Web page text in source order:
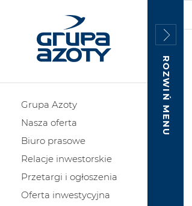
Grupa Azoty
Nasza oferta
Biuro prasowe
Relacje inwestorskie
Przetargi i ogłoszenia
Oferta inwestycyjna
ROZWIŃ MENU